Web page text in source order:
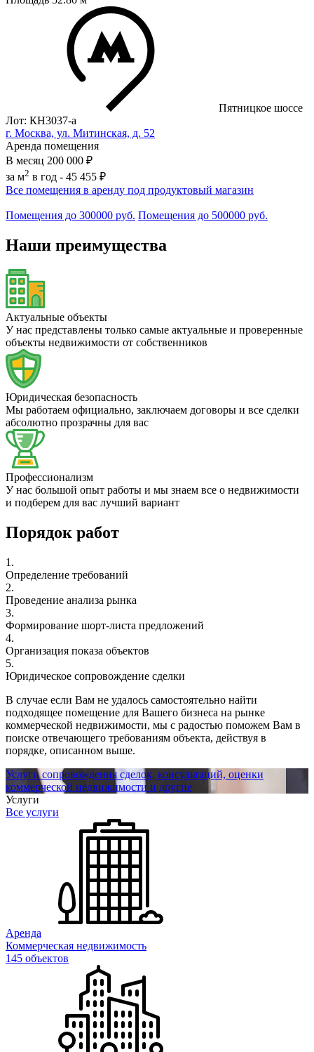
Пятницкое шоссе
Лот: КН3037-a
г. Москва, ул. Митинская, д. 52
Аренда помещения
В месяц 200 000 ₽
за м2 в год - 45 455 ₽
Все помещения в аренду под продуктовый магазин
Помещения до 300000 руб. Помещения до 500000 руб.
Наши преимущества
Актуальные объекты
У нас представлены только самые актуальные и проверенные
объекты недвижимости от собственников
Юридическая безопасность
Мы работаем официально, заключаем договоры и все сделки
абсолютно прозрачны для вас
Профессионализм
У нас большой опыт работы и мы знаем все о недвижимости
и подберем для вас лучший вариант
Порядок работ
1.
Определение требований
2.
Проведение анализа рынка
3.
Формирование шорт-листа предложений
4.
Организация показа объектов
5.
Юридическое сопровождение сделки
В случае если Вам не удалось самостоятельно найти
подходящее помещение для Вашего бизнеса на рынке
коммерческой недвижимости, мы с радостью поможем Вам в
поиске отвечающего требованиям объекта, действуя в
порядке, описанном выше.
Услуги сопровождения сделок, консультаций, оценки
коммерческой недвижимости и другие
Услуги
Все услуги
Аренда
Коммерческая недвижимость
145 объектов